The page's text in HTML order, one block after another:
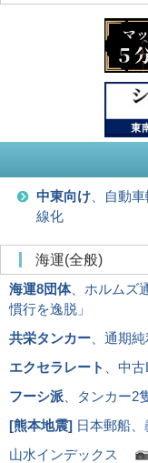
中東向け 、自動
線化
海運(全般)
海運8団体、ホルムズ
慣行を逸脱」
共栄タンカー 、通期
エクセラレート
、中
フーシ派 、タンカー
[熊本地震] 日本郵船
山水インデックス